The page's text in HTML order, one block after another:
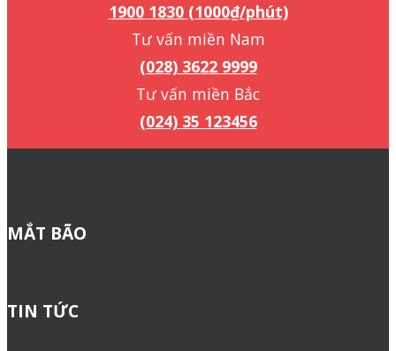
1900 1830 (1000₫/phút)
Tư vấn miền Nam
(028) 3622 9999
Tư vấn miền Bắc
(024) 35 123456
MẮT BÃO
TIN TỨC